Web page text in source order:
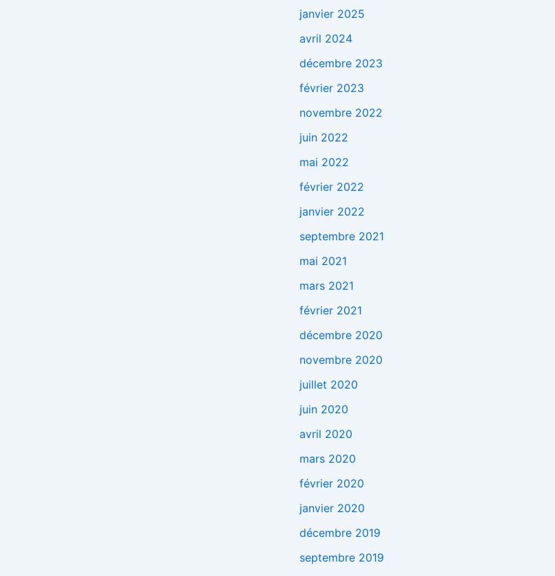
janvier 2025
avril 2024
décembre 2023
février 2023
novembre 2022
juin 2022
mai 2022
février 2022
janvier 2022
septembre 2021
mai 2021
mars 2021
février 2021
décembre 2020
novembre 2020
juillet 2020
juin 2020
avril 2020
mars 2020
février 2020
janvier 2020
décembre 2019
septembre 2019